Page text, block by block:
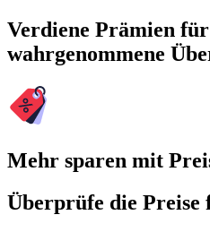
Verdiene Prämien
wahrgenommene
Mehr sparen mit
Überprüfe die Preise